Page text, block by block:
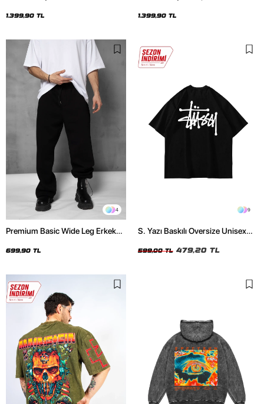
1.399,90 TL 1.399,90 TL
4
Premium Basic Wide Leg Erkek
699,90 TL
9
S. Yazı Baskılı Oversize Unisex
599,00 TL 479,20 TL